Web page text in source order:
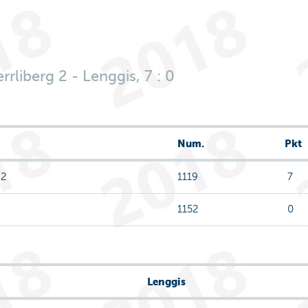
2 - Lenggis, 7 : 0
Num. Pkt
1119 7
1152 0
Lenggis